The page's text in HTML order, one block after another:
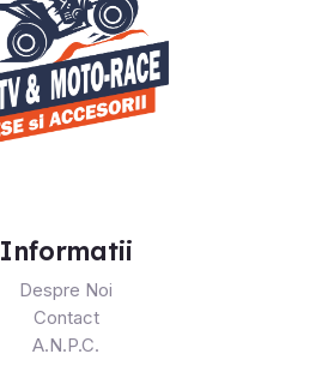
Informatii
Despre Noi
Contact
A.N.P.C.